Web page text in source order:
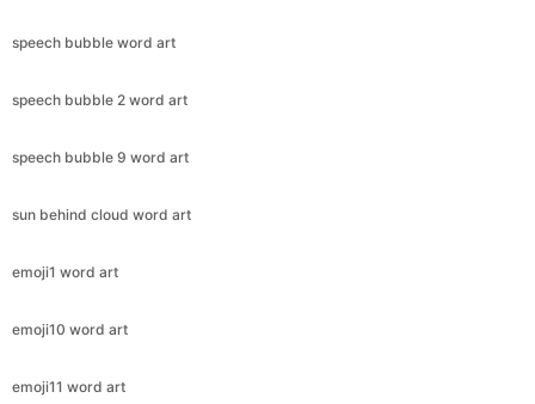
speech bubble word art
speech bubble 2 word art
speech bubble 9 word art
sun behind cloud word art
emoji1 word art
emoji10 word art
emoji11 word art